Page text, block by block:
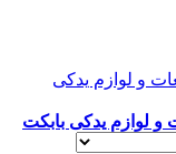
و لوازم یدکی بابکت